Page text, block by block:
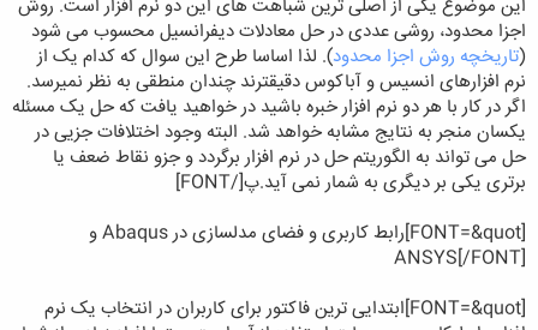
این موضوع یکی از اصلی ترین شباهت های این دو نرم افزار است. روش
اجزا محدود، روشی عددی در حل معادلات دیفرانسیل محسوب می شود
(تاریخچه روش اجزا محدود). لذا اساسا طرح این سوال که کدام یک از
نرم افزارهای انسیس و آباکوس دقیقترند چندان منطقی به نظر نمیرسد.
اگر در کار با هر دو نرم افزار خبره باشید در خواهید یافت که حل یک مسئله
یکسان منجر به نتایج مشابه خواهد شد. البته وجود اختلافات جزیی در
حل می تواند به الگوریتم حل در نرم افزار برگردد و جزو نقاط ضعف یا
برتری یکی بر دیگری به شمار نمی آید.پ[/FONT]
[FONT=&quot]
رابط کاربری و فضای مدلسازی در Abaqus و
ANSYS[/FONT]
[FONT=&quot]
ابتدایی ترین فاکتور برای کاربران در انتخاب یک نرم